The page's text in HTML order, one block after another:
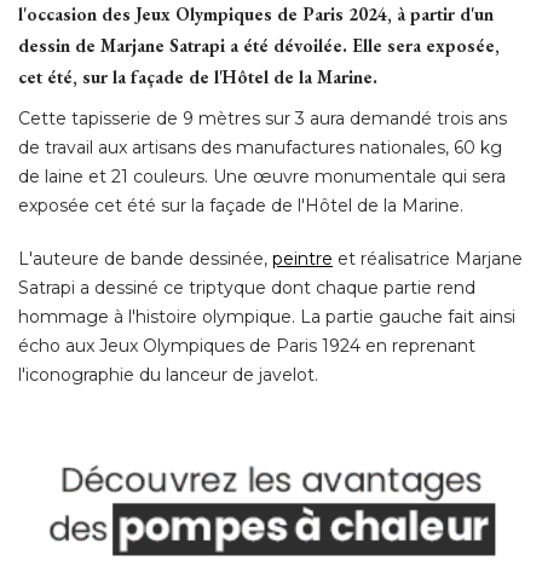
l'occasion des Jeux Olympiques de Paris 2024, à partir d'un
dessin de Marjane Satrapi a été dévoilée. Elle sera exposée,
cet été, sur la façade de l'Hôtel de la Marine.
Cette tapisserie de 9 mètres sur 3 aura demandé trois ans
de travail aux artisans des manufactures nationales, 60 kg
de laine et 21 couleurs. Une œuvre monumentale qui sera
exposée cet été sur la façade de l'Hôtel de la Marine.
L'auteure de bande dessinée, peintre et réalisatrice Marjane
Satrapi a dessiné ce triptyque dont chaque partie rend
hommage à l'histoire olympique. La partie gauche fait ainsi
écho aux Jeux Olympiques de Paris 1924 en reprenant
l'iconographie du lanceur de javelot.